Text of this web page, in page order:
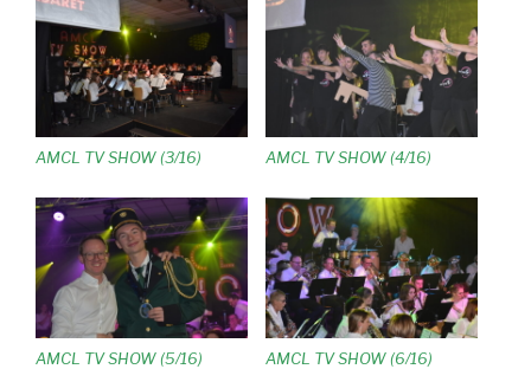
AMCL TV SHOW (3/16) AMCL TV SHOW (4/16)
AMCL TV SHOW (5/16) AMCL TV SHOW (6/16)